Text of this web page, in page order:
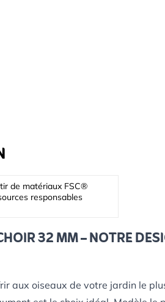
de matériaux FSC®
responsables
32 MM – NOTRE
aux oiseaux de votre jardin le